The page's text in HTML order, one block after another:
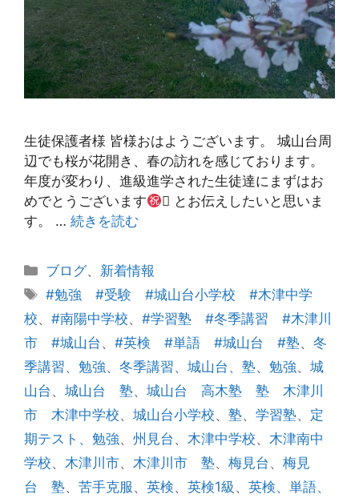
生徒保護者様 皆様おはようございます。 城山台周
辺でも桜が花開き、春の訪れを感じております。
年度が変わり、進級進学された生徒達にまずはお
めでとうございます
 とお伝えしたいと思いま
す。 … 続きを読む
カ
テ
リ
ー
ブログ、 新着情報
タ
グ
#勉強 #受験 #城山台小学校 #木津中学
校、 #南陽中学校、 #学習塾 #冬季講習 #木津川
市 #城山台 、 #英検 #単語 #城山台 #塾、 冬
季講習、勉強、 冬季講習、城山台、塾、 勉強、 城
山台 、 城山台 塾、 城山台 高木塾 塾 木津川
市 木津中学校、 城山台小学校、 塾、 学習塾、 定
期テスト、勉強、 州見台 、 木津中学校、 木津南中
学校、 木津川市、 木津川市 塾、 梅見台 、 梅見
台 塾、 苦手克服 、 英検、 英検1級 、 英検、単語、